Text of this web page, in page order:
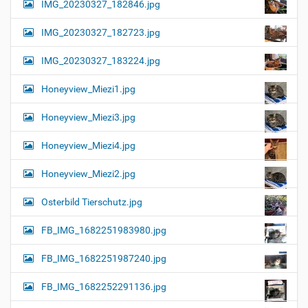
IMG_20230327_182846.jpg
IMG_20230327_182723.jpg
IMG_20230327_183224.jpg
Honeyview_Miezi1.jpg
Honeyview_Miezi3.jpg
Honeyview_Miezi4.jpg
Honeyview_Miezi2.jpg
Osterbild Tierschutz.jpg
FB_IMG_1682251983980.jpg
FB_IMG_1682251987240.jpg
FB_IMG_1682252291136.jpg